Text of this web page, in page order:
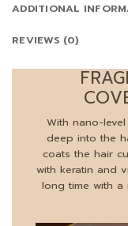
ADDITIONAL
REVIEWS (0)
With nano-
deep into the
coats the hair
with keratin and
long time with a